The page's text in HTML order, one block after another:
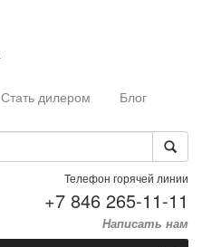
Стать дилером Блог
Телефон горячей линии
+7 846 265-11-11
Написать нам